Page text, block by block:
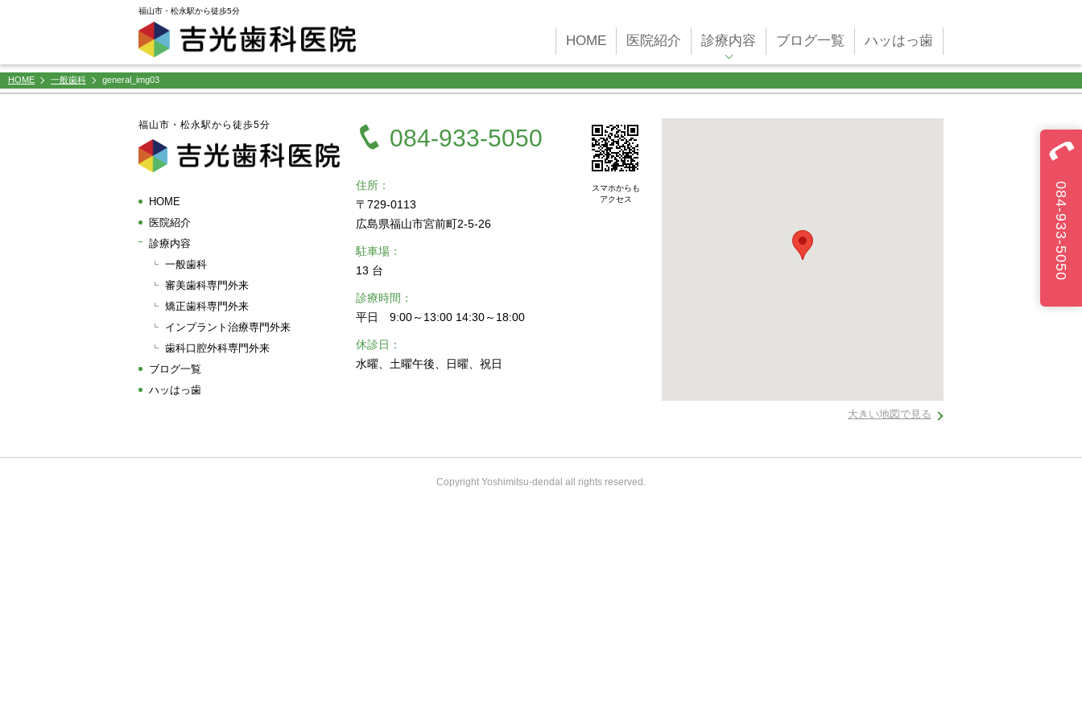
福山市・松永駅から徒歩5分
084-933-5050
HOME 医院紹介 診療内容 ブログ一覧 ハッはっ歯
HOME 一般歯科 general_img03
福山市・松永駅から徒歩5分
HOME
医院紹介
診療内容
一般歯科
審美歯科専門外来
矯正歯科専門外来
インプラント治療専門外来
歯科口腔外科専門外来
ブログ一覧
ハッはっ歯
084-933-5050
スマホからも
アクセス
住所
〒729-0113
広島県福山市宮前町2-5-26
駐車場
13 台
診療時間
平日 9:00～13:00 14:30～18:00
休診日
水曜、土曜午後、日曜、祝日
大きい地図で見る
Copyright Yoshimitsu-dendal all rights reserved.